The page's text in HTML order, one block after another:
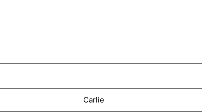
Carlie